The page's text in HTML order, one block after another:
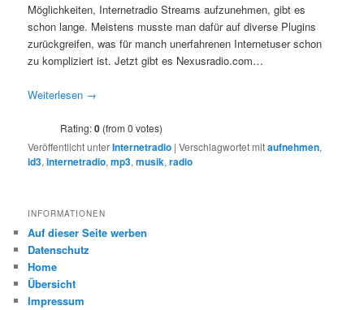
Möglichkeiten, Internetradio Streams aufzunehmen, gibt es
schon lange. Meistens musste man dafür auf diverse Plugins
zurückgreifen, was für manch unerfahrenen Internetuser schon
zu kompliziert ist. Jetzt gibt es Nexusradio.com…
Weiterlesen →
Rating:0 (from 0 votes)
Veröffentlicht unterInternetradio |Verschlagwortet mitaufnehmen,
id3,internetradio,mp3,musik,radio
INFORMATIONEN
Auf dieser Seite werben
Datenschutz
Home
Übersicht
Impressum